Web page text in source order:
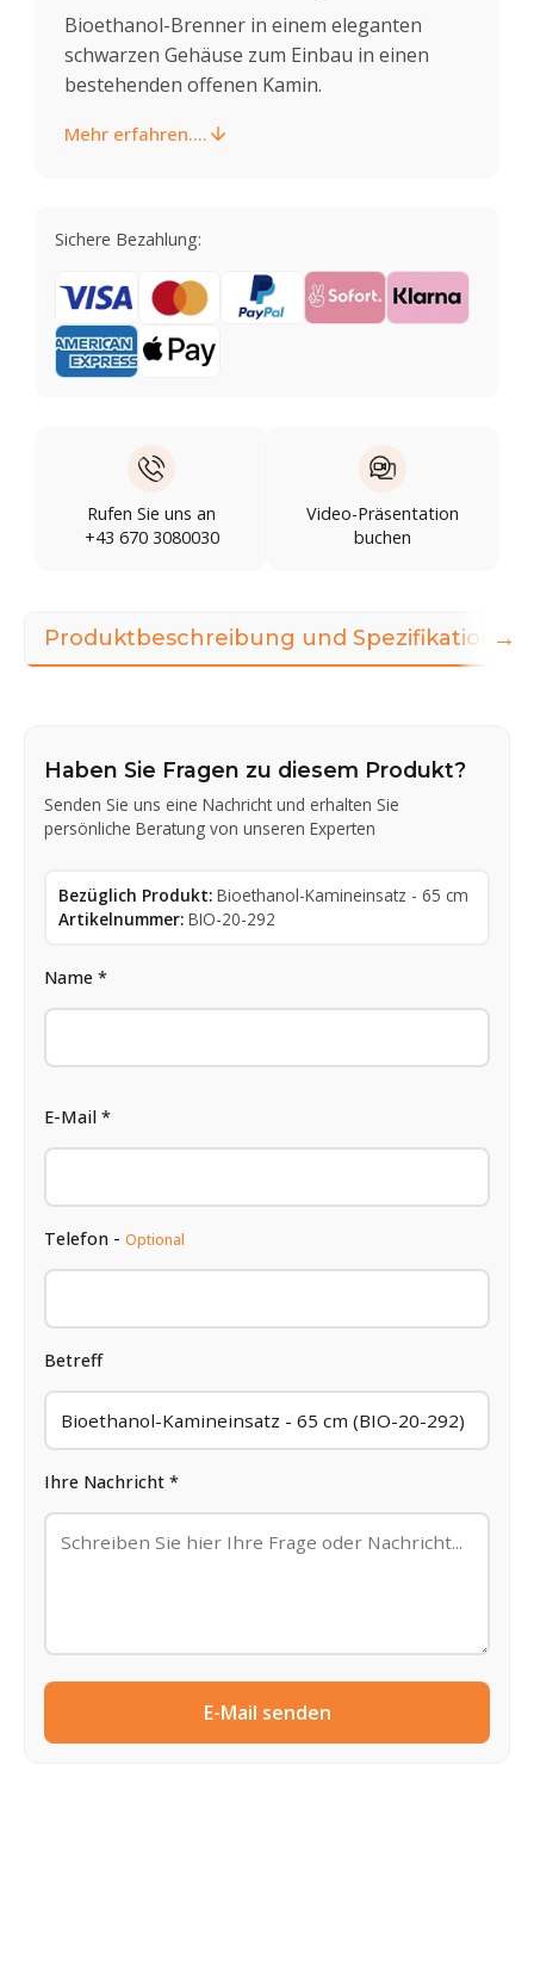
Bioethanol-Brenner in einem eleganten
schwarzen Gehäuse zum Einbau in einen
bestehenden offenen Kamin.
Mehr erfahren....
Sichere Bezahlung:
Rufen Sie uns an
+43 670 3080030
Video-Präsentation
buchen
Produktbeschreibung und Spezifikationen
Haben Sie Fragen zu diesem Produkt?
Senden Sie uns eine Nachricht und erhalten Sie
persönliche Beratung von unseren Experten
Bezüglich Produkt: Bioethanol-Kamineinsatz - 65 cm
Artikelnummer: BIO-20-292
Name *
E-Mail *
Telefon - Optional
Betreff
Ihre Nachricht *
E-Mail senden
→